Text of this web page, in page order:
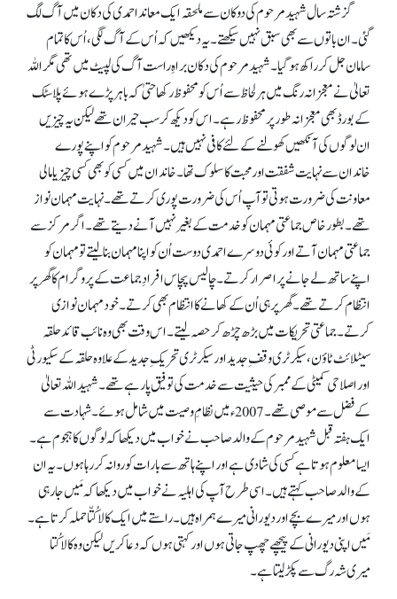
گزشتہ سال شہید مرحوم کی دوکان سے ملحقہ ایک معاند احمدی کی دکان میں آگ لگ
گئی۔ ان باتوں سے بھی سبق نہیں سیکھتے۔ یہ دیکھیں کہ اُس کے آگ لگی، اُس کا تمام
سامان جل کر راکھ ہو گیا۔ شہید مرحوم کی دکان براہِ راست آگ کی لپیٹ میں تھی مگر اللہ
تعالیٰ نے معجزانہ رنگ میں ہر لحاظ سے اُس کو محفوظ رکھا حتیٰ کہ باہر پڑے ہوئے پلاسٹک
کے بورڈ بھی معجزانہ طور پر محفوظ رہے۔ اس کو دیکھ کر سب حیران تھے لیکن یہ چیزیں
ان لوگوں کی آنکھیں کھولنے کے لئے کافی نہیں ہیں۔ شہید مرحوم کو اپنے پورے
خاندان سے نہایت شفقت اور محبت کا سلوک تھا۔ خاندان میں کسی کو بھی کسی چیز یا مالی
معاونت کی ضرورت ہوتی تو آپ اُس کی ضرورت پوری کرتے تھے۔ نہایت مہمان نواز
تھے۔ بطور خاص جماعتی مہمان کو خدمت کے بغیر نہیں آنے دیتے تھے۔ اگر مرکز سے
جماعتی مہمان آتے اور کوئی دوسرے احمدی دوست اُن کو اپنا مہمان بنا لیتے تو مہمان کو
اپنے ساتھ لے جانے پر اصرار کرتے۔ چالیس پچاس افرادِ جماعت کے پروگرام کا گھر پر
انتظام کرتے تھے۔ گھر پر ہی اُن کے کھانے کا انتظام بھی کرتے۔ خود مہمان نوازی
کرتے۔ جماعتی تحریکات میں بڑھ چڑھ کر حصہ لیتے۔ اس وقت بھی وہ نائب قائد حلقہ
سیٹلائٹ ٹاؤن، سیکرٹری وقفِ جدید اور سیکرٹری تحریکِ جدید کے علاوہ حلقہ کے سکیورٹی
اور اصلاحی کمیٹی کے ممبر کی حیثیت سے خدمت کی توفیق پا رہے تھے۔ شہید اللہ تعالیٰ
کے فضل سے موصی تھے۔ 2007ء میں نظامِ وصیت میں شامل ہوئے۔ شہادت سے
ایک ہفتہ قبل شہید مرحوم کے والد صاحب نے خواب میں دیکھا کہ لوگوں کا ہجوم ہے۔
ایسا معلوم ہوتا ہے کسی کی شادی ہے اور اپنے ہاتھ سے بارات کو روانہ کر رہا ہوں۔ یہ ان
کے والد صاحب کہتے ہیں۔ اسی طرح آپ کی اہلیہ نے خواب میں دیکھا کہ مَیں جا رہی
ہوں اور میرے بچے اور دیورانی میرے ہمراہ ہیں۔ راستے میں ایک کالاکُتّاحملہ کرتا ہے۔
مَیں اپنی دیورانی کے پیچھے چھپ جاتی ہوں اور کہتی ہوں کہ دعا کریں لیکن وہ کالا کُتا
میری شہ رگ سے پکڑ لیتا ہے۔